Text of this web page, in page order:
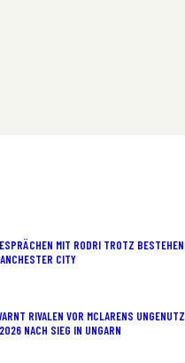
MIT RODRI TROTZ
CITY
RIVALEN VOR MCLARENS
NACH SIEG IN UNGARN